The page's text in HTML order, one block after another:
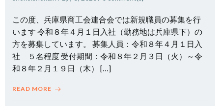
この度、兵庫県商工会連合会では新規職員の募集を行
います 令和８年４月１日入社（勤務地は兵庫県下）の
方を募集しています。 募集人員：令和８年４月１日入
社 ５名程度 受付期間：令和８年２月３日（火）～令
和８年２月１９日（木） […]
READ MORE